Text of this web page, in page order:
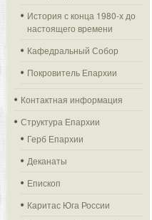
История с конца 1980-х до
настоящего времени
Кафедральный Собор
Покровитель Епархии
Контактная информация
Структура Епархии
Герб Епархии
Деканаты
Епископ
Каритас Юга России